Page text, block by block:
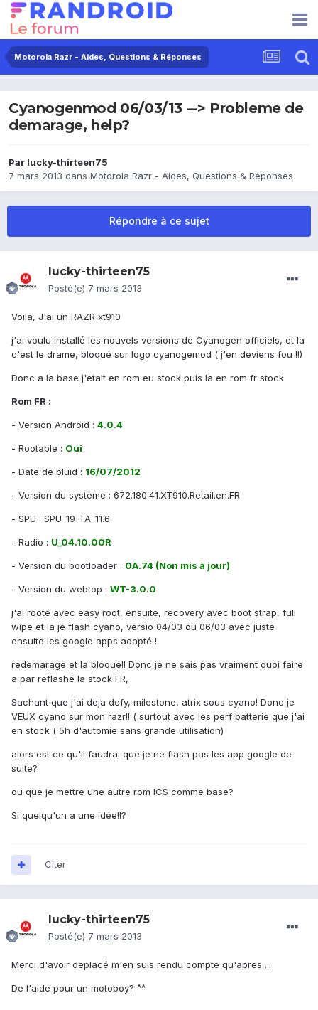
Motorola Razr - Aides, Questions & Réponses
Cyanogenmod 06/03/13 --> Probleme de
demarage, help?
Par lucky-thirteen75
7 mars 2013 dans Motorola Razr - Aides, Questions & Réponses
Répondre à ce sujet
lucky-thirteen75
Posté(e) 7 mars 2013
Voila, J'ai un RAZR xt910
j'ai voulu installé les nouvels versions de Cyanogen officiels, et la
c'est le drame, bloqué sur logo cyanogemod ( j'en deviens fou !!)
Donc a la base j'etait en rom eu stock puis la en rom fr stock
Rom FR :
- Version Android : 4.0.4
- Rootable : Oui
- Date de bluid : 16/07/2012
- Version du système : 672.180.41.XT910.Retail.en.FR
- SPU : SPU-19-TA-11.6
- Radio : U_04.10.00R
- Version du bootloader : 0A.74 (Non mis à jour)
- Version du webtop : WT-3.0.0
j'ai rooté avec easy root, ensuite, recovery avec boot strap, full
wipe et la je flash cyano, versio 04/03 ou 06/03 avec juste
ensuite les google apps adapté !
redemarage et la bloqué!! Donc je ne sais pas vraiment quoi faire
a par reflashé la stock FR,
Sachant que j'ai deja defy, milestone, atrix sous cyano! Donc je
VEUX cyano sur mon razr!! ( surtout avec les perf batterie que j'ai
en stock ( 5h d'automie sans grande utilisation)
alors est ce qu'il faudrai que je ne flash pas les app google de
suite?
ou que je mettre une autre rom ICS comme base?
Si quelqu'un a une idée!!?
Citer
lucky-thirteen75
Posté(e) 7 mars 2013
Merci d'avoir deplacé m'en suis rendu compte qu'apres ...
De l'aide pour un motoboy? ^^